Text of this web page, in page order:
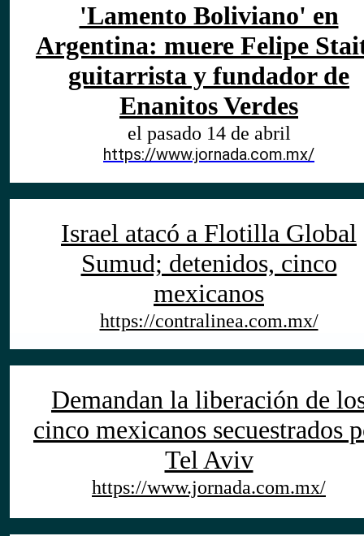
'Lamento Boliviano' en
Argentina: muere Felipe
guitarrista y fundador de
Enanitos Verdes
el pasado 14 de abril
https://www.jornada.com.mx/
Israel atacó a Flotilla Global
Sumud; detenidos, cinco
mexicanos
https://contralinea.com.mx/
Demandan la liberación de
cinco mexicanos secuestrados
Tel Aviv
https://www.jornada.com.mx/